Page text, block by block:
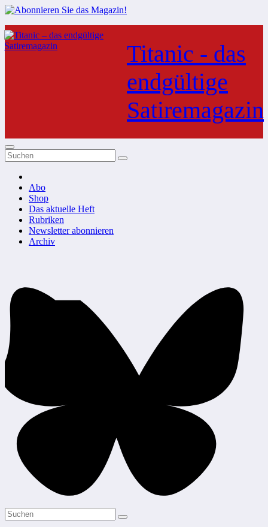
Zum
Inhalt
springen
Titanic - das
endgültige
Satiremagazin
Abo
Shop
Das aktuelle Heft
Rubriken
Newsletter abonnieren
Archiv